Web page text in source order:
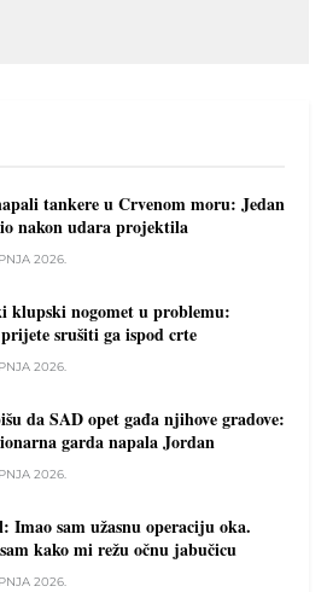
tankere u Crvenom moru: Jedan
nakon udara projektila
2026.
klupski nogomet u problemu:
srušiti ga ispod crte
2026.
da SAD opet gađa njihove gradove:
garda napala Jordan
2026.
Imao sam užasnu operaciju oka.
kako mi režu očnu jabučicu
2026.